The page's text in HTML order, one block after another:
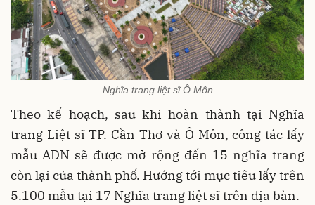
Nghĩa trang liệt sĩ Ô Môn
Theo kế hoạch, sau khi hoàn thành tại Nghĩa
trang Liệt sĩ TP. Cần Thơ và Ô Môn, công tác lấy
mẫu ADN sẽ được mở rộng đến 15 nghĩa trang
còn lại của thành phố. Hướng tới mục tiêu lấy trên
5.100 mẫu tại 17 Nghĩa trang liệt sĩ trên địa bàn.